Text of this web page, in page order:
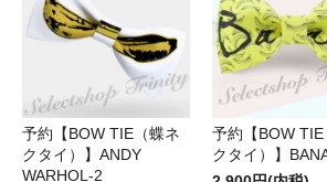
予約【BOW TIE（蝶ネ
クタイ）】ANDY
WARHOL-2
予約【BOW TIE
クタイ）】